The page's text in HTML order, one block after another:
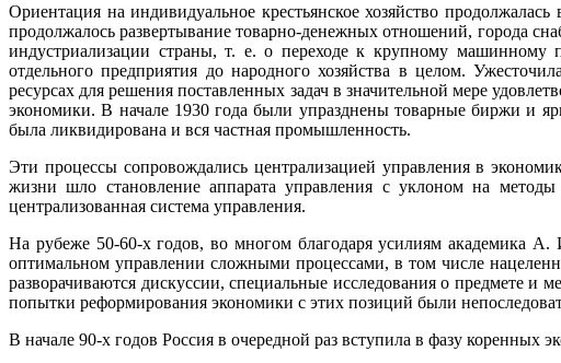
Ориентация на индивидуальное крестьянское хозяйство
продолжалось развертывание товарно-денежных отношений, города
индустриализации страны, т. е. о переходе к крупному машинному
отдельного предприятия до народного хозяйства в целом.
ресурсах для решения поставленных задач в значительной мере
экономики. В начале 1930 года были упразднены товарные биржи и
была ликвидирована и вся частная промышленность.
Эти процессы сопровождались централизацией управления в
жизни шло становление аппарата управления с уклоном на
централизованная система управления.
На рубеже 50-60-х годов, во многом благодаря усилиям академика А.
оптимальном управлении сложными процессами, в том числе
разворачиваются дискуссии, специальные исследования о предмете
попытки реформирования экономики с этих позиций были
В начале 90-х годов Россия в очередной раз вступила в фазу